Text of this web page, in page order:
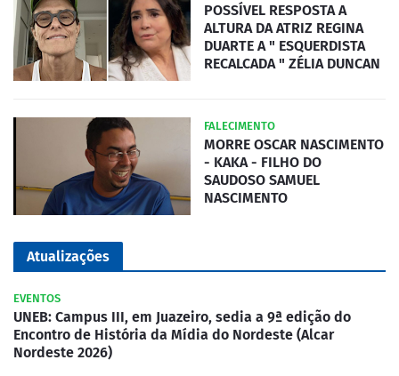
POSSÍVEL RESPOSTA A
ALTURA DA ATRIZ REGINA
DUARTE A " ESQUERDISTA
RECALCADA " ZÉLIA DUNCAN
FALECIMENTO
MORRE OSCAR NASCIMENTO
- KAKA - FILHO DO
SAUDOSO SAMUEL
NASCIMENTO
Atualizações
EVENTOS
UNEB: Campus III, em Juazeiro, sedia a 9ª edição do
Encontro de História da Mídia do Nordeste (Alcar
Nordeste 2026)